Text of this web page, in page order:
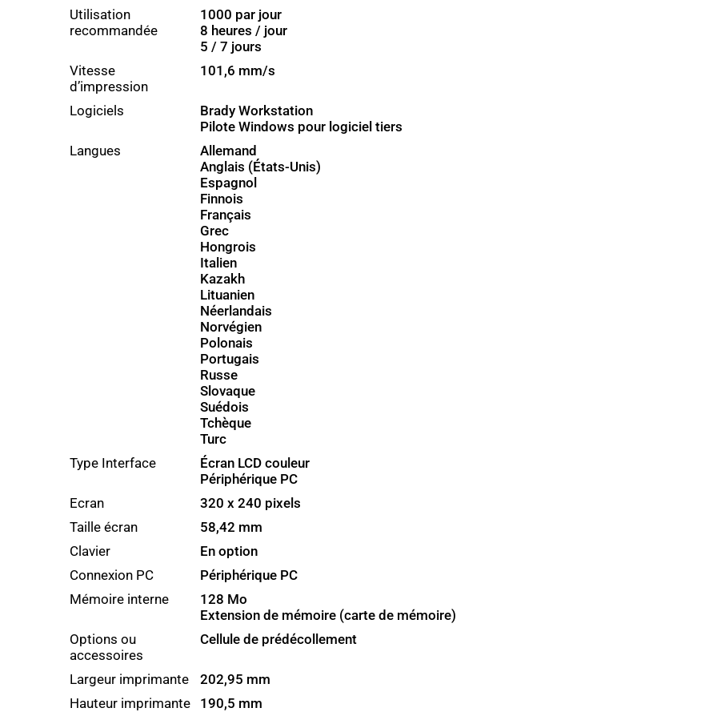
Utilisation
recommandée
1000 par jour
8 heures / jour
5 / 7 jours
Vitesse
d’impression
101,6 mm/s
Logiciels
Brady Workstation
Pilote Windows pour logiciel tiers
Langues
Allemand
Anglais (États-Unis)
Espagnol
Finnois
Français
Grec
Hongrois
Italien
Kazakh
Lituanien
Néerlandais
Norvégien
Polonais
Portugais
Russe
Slovaque
Suédois
Tchèque
Turc
Type Interface
Écran LCD couleur
Périphérique PC
Ecran
320 x 240 pixels
Taille écran
58,42 mm
Clavier
En option
Connexion PC
Périphérique PC
Mémoire interne
128 Mo
Extension de mémoire (carte de mémoire)
Options ou
accessoires
Cellule de prédécollement
Largeur imprimante
202,95 mm
Hauteur imprimante
190,5 mm